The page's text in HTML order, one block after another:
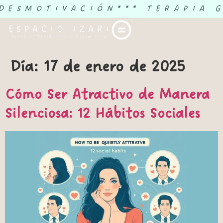
*** TERAPIA
Día: 17 de enero de 2025
Cómo Ser Atractivo de Manera
Silenciosa: 12 Hábitos Sociales